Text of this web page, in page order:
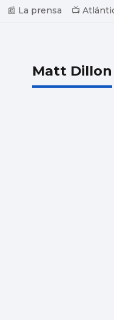
📰 La prensa 📺
Matt Dillon